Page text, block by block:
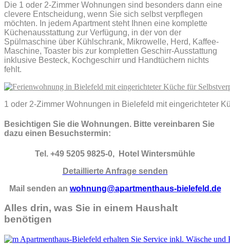
Die 1 oder 2-Zimmer Wohnungen sind besonders dann eine
clevere Entscheidung, wenn Sie sich selbst verpflegen
möchten. In jedem Apartment steht Ihnen eine komplette
Küchenausstattung zur Verfügung, in der von der
Spülmaschine über Kühlschrank, Mikrowelle, Herd, Kaffee-
Maschine, Toaster bis zur kompletten Geschirr-Ausstattung
inklusive Besteck, Kochgeschirr und Handtüchern nichts
fehlt.
1 oder 2-Zimmer Wohnungen in Bielefeld mit eingerichteter
Besichtigen Sie die Wohnungen. Bitte vereinbaren Sie
dazu einen Besuchstermin:
Tel. +49 5205 9825-0, Hotel Wintersmühle
Detaillierte Anfrage senden
Mail senden an wohnung@apartmenthaus-bielefeld.de
Alles drin, was Sie in einem Haushalt
benötigen